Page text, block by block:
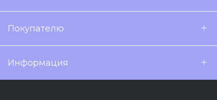
Покупателю
Информация